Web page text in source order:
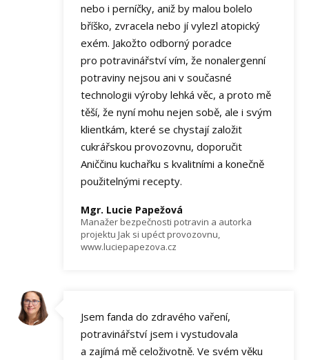
nebo i perníčky, aniž by malou bolelo
bříško, zvracela nebo jí vylezl atopický
exém. Jakožto odborný poradce
pro potravinářství vím, že nonalergenní
potraviny nejsou ani v současné
technologii výroby lehká věc, a proto mě
těší, že nyní mohu nejen sobě, ale i svým
klientkám, které se chystají založit
cukrářskou provozovnu, doporučit
Aniččinu kuchařku s kvalitními a konečně
použitelnými recepty.
Mgr. Lucie Papežová
Manažer bezpečnosti potravin a autorka
projektu Jak si upéct provozovnu,
www.luciepapezova.cz
Jsem fanda do zdravého vaření,
potravinářství jsem i vystudovala
a zajímá mě celoživotně. Ve svém věku